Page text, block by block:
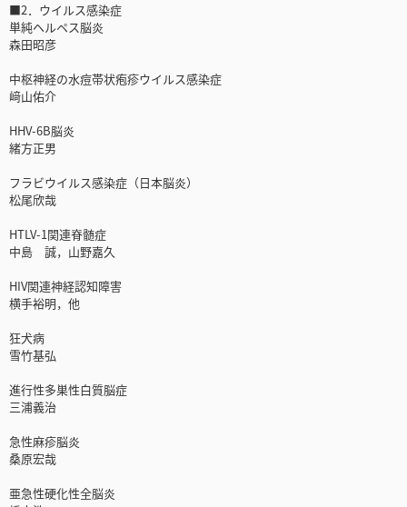
■2．ウイルス感染症
単純ヘルペス脳炎
森田昭彦
中枢神経の水痘帯状疱疹ウイルス感染症
﨑山佑介
HHV-6B脳炎
緒方正男
フラビウイルス感染症（日本脳炎）
松尾欣哉
HTLV-1関連脊髄症
中島 誠，山野嘉久
HIV関連神経認知障害
横手裕明，他
狂犬病
雪竹基弘
進行性多巣性白質脳症
三浦義治
急性麻疹脳炎
桑原宏哉
亜急性硬化性全脳炎